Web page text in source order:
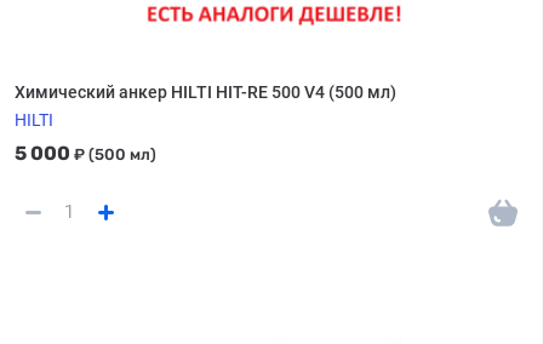
Химический анкер HILTI HIT-RE 500 V4 (500 мл)
HILTI
5 000 ₽ (500 мл)